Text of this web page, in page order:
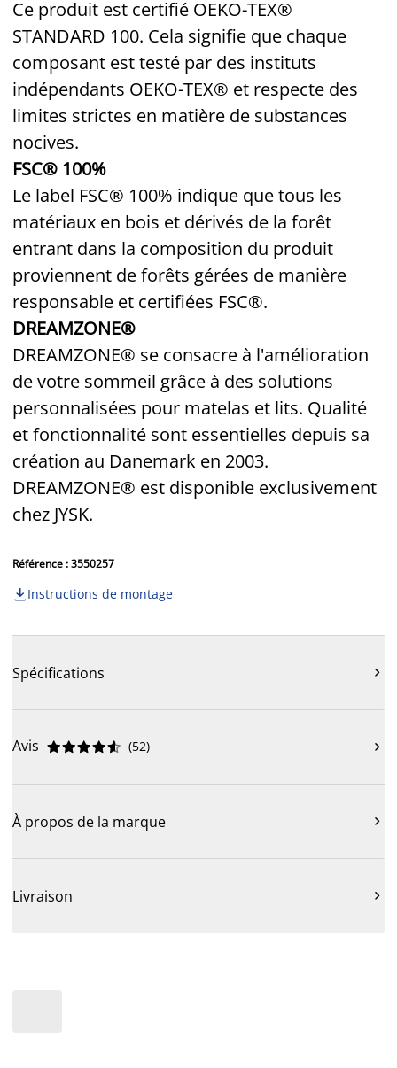
Ce produit est certifié OEKO-TEX®
STANDARD 100. Cela signifie que chaque
composant est testé par des instituts
indépendants OEKO-TEX® et respecte des
limites strictes en matière de substances
nocives.
FSC® 100%
Le label FSC® 100% indique que tous les
matériaux en bois et dérivés de la forêt
entrant dans la composition du produit
proviennent de forêts gérées de manière
responsable et certifiées FSC®.
DREAMZONE®
DREAMZONE® se consacre à l'amélioration
de votre sommeil grâce à des solutions
personnalisées pour matelas et lits. Qualité
et fonctionnalité sont essentielles depuis sa
création au Danemark en 2003.
DREAMZONE® est disponible exclusivement
chez JYSK.
Référence : 3550257
 Instructions de montage
Spécifications 
Avis 




 (52) 
À propos de la marque 
Livraison 